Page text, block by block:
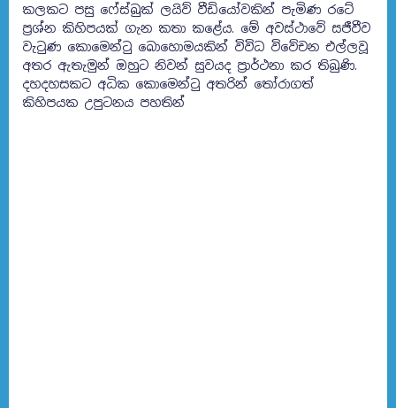
කලකට පසු ෆේස්බුක් ලයිව් වීඩියෝවකින් පැමිණ රටේ
ප්‍රශ්න කිහිපයක් ගැන කතා කළේය. මේ අවස්ථාවේ සජීවීව
වැටුණ කොමෙන්ටු බොහොමයකින් විවිධ විවේචන එල්ලවූ
අතර ඇතැමුන් ඔහුට නිවන් සුවයද ප්‍රාර්ථනා කර තිබුණි.
දහදහසකට අධික කොමෙන්ටු අතරින් තෝරාගත්
කිහිපයක උපුටනය පහතින්